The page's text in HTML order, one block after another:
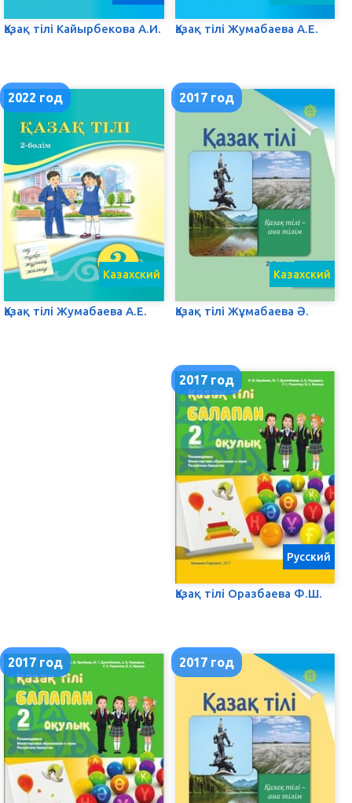
Қазақ тілі Кайырбекова А.И. Қазақ тілі Жумабаева А.Е.
2022 год
Қазақ тілі Жумабаева А.Е.
Казахский
2017 год
Қазақ тілі Жұмабаева Ә.
Казахский
2017 год
Қазақ тілі Оразбаева Ф.Ш.
Русский
2017 год 2017 год